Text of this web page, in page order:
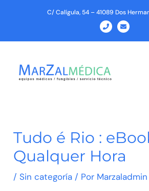
C/ Calígula, 54 – 41089 Dos
P
h
o
n
E
n
v
e
Tudo é Rio :
Qualquer Hora
/Sin categoría / Por Marzaladmin